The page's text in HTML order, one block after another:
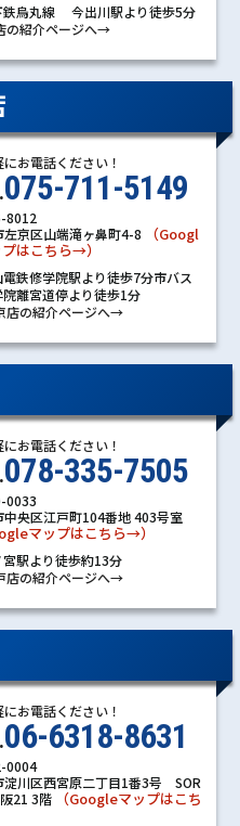
烏丸線 今出川駅より徒歩5分
の紹介ページへ→
にお電話ください！
075-711-5149
8012
左京区山端滝ヶ鼻町4-8
（Googl
はこちら→）
鉄修学院駅より徒歩7分市バス
院離宮道停より徒歩1分
店の紹介ページへ→
にお電話ください！
078-335-7505
0033
中央区江戸町104番地 403号室
マップはこちら→）
駅より徒歩約13分
店の紹介ページへ→
にお電話ください！
06-6318-8631
0004
淀川区西宮原二丁目1番3号 SOR
21 3階
（Googleマップはこち